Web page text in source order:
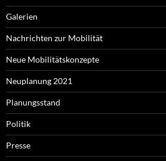
Galerien
Nachrichten zur Mobilität
Neue Mobilitätskonzepte
Neuplanung 2021
Planungsstand
Politik
Presse